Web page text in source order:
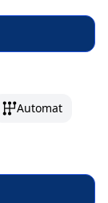
Automat